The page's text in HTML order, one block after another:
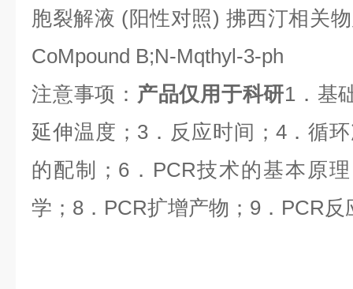
胞裂解液 (阳性对照) 拂西汀相关
CoMpound B;N-Mqthyl-3-ph
注意事项： 产品仅用于科研1 ．基
延伸温度； 3．反应时间； 4．循
的配制； 6． PCR技术的基本原
学； 8 ． PCR扩增产物； 9 ． PCR反